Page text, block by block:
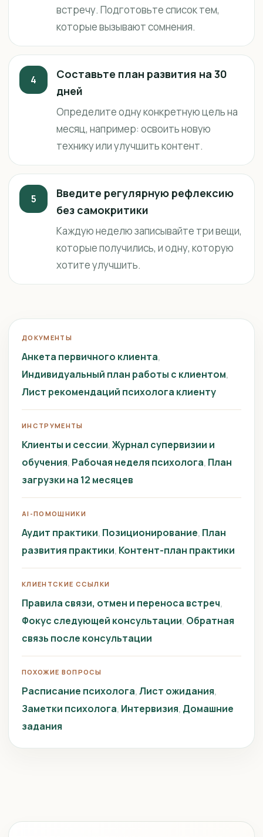
встречу. Подготовьте список тем,
которые вызывают сомнения.
4
Составьте план развития на 30
дней
Определите одну конкретную цель на
месяц, например: освоить новую
технику или улучшить контент.
5
Введите регулярную рефлексию
без самокритики
Каждую неделю записывайте три вещи,
которые получились, и одну, которую
хотите улучшить.
ДОКУМЕНТЫ
Анкета первичного клиента
Индивидуальный план работы с клиентом
Лист рекомендаций психолога клиенту
ИНСТРУМЕНТЫ
Клиенты и сессии Журнал супервизии и
обучения Рабочая неделя психолога План
загрузки на 12 месяцев
AI-ПОМОЩНИКИ
Аудит практики Позиционирование План
развития практики Контент-план практики
КЛИЕНТСКИЕ ССЫЛКИ
Правила связи, отмен и переноса встреч
Фокус следующей консультации Обратная
связь после консультации
ПОХОЖИЕ ВОПРОСЫ
Расписание психолога Лист ожидания
Заметки психолога Интервизия Домашние
задания